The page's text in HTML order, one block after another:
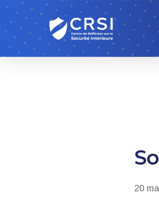
Skip
main
content
20